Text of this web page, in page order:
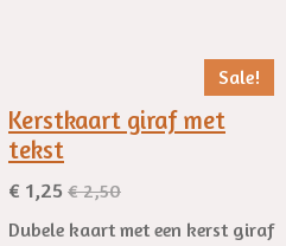
Sale!
Kerstkaart giraf met
tekst
€ 1,25 € 2,50
Dubele kaart met een kerst giraf